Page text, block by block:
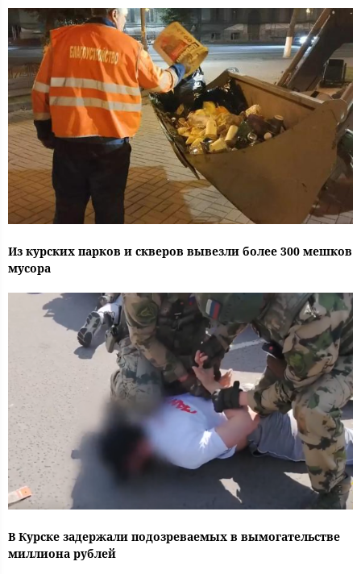
Из курских парков и скверов вывезли более 300 мешков
мусора
В Курске задержали подозреваемых в вымогательстве
миллиона рублей